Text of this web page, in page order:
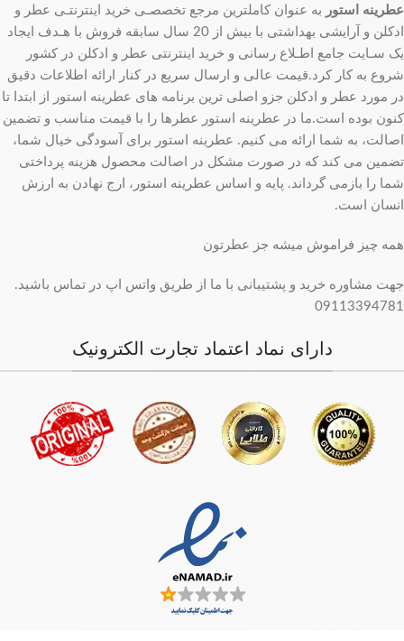
عطرینه استور به عنوان کاملترین مرجع تخصصـی خرید اینترنتـی عطر و
ادکلن و آرایشی بهداشتی با بیش از 20 سال سابقه فروش با هـدف ایجاد
یک سـایت جامع اطـلاع رسانی و خرید اینترنتی عطر و ادکلن در کشور
شروع به کار کرد.قیمت عالی و ارسال سریع در کنار ارائه اطلاعات دقیق
در مورد عطر و ادکلن جزو اصلی ترین برنامه های عطرینه استور از ابتدا تا
کنون بوده است.ما در عطرینه استور عطرها را با قیمت مناسب و تضمین
اصالت، به شما ارائه می کنیم. عطرینه استور برای آسودگی خیال شما،
تضمین می کند که در صورت مشکل در اصالت محصول هزینه پرداختی
شما را بازمی گرداند. پایه و اساس عطرینه استور، ارج نهادن به ارزش
انسان است.
همه چیز فراموش میشه جز عطرتون
جهت مشاوره خرید و پشتیبانی با ما از طریق واتس اپ در تماس باشید.
09113394781
دارای نماد اعتماد تجارت الکترونیک